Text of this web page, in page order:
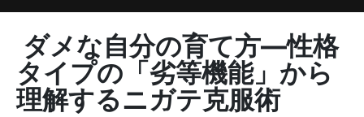
ダメな自分の育て方―性格
タイプの「劣等機能」から
理解するニガテ克服術